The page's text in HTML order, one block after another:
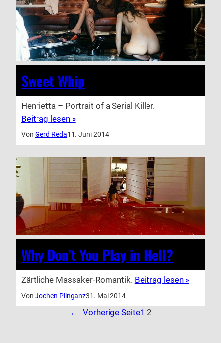
Sweet Whip
Henrietta – Portrait of a Serial Killer.
Beitrag lesen »
Von Gerd Reda11. Juni 2014
Why Don’t You Play in Hell?
Zärtliche Massaker-Romantik. Beitrag lesen »
Von Jochen Plinganz31. Mai 2014
← Vorherige Seite1 2